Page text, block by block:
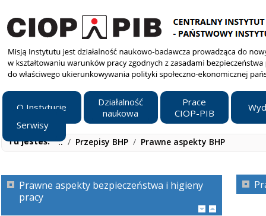
O Instytucie
Działalność
naukowa
Prace
CIOP-PIB
Serwisy
Tu jesteś: ../ Przepisy BHP / Prawne aspekty BHP
Prawne aspekty bezpieczeństwa i higieny
pracy